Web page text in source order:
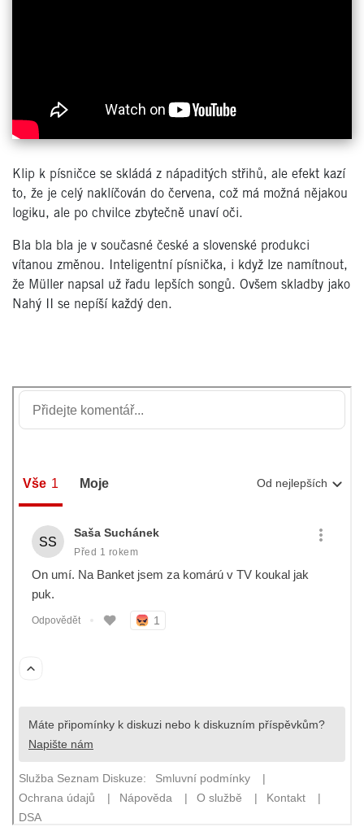
Klip k písničce se skládá z nápaditých střihů, ale efekt kazí
to, že je celý naklíčován do červena, což má možná nějakou
logiku, ale po chvilce zbytečně unaví oči.
Bla bla bla je v současné české a slovenské produkci
vítanou změnou. Inteligentní písnička, i když lze namítnout,
že Müller napsal už řadu lepších songů. Ovšem skladby jako
Nahý II se nepíší každý den.